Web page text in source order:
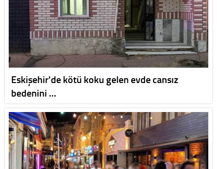
Eskişehir'de kötü koku gelen evde cansız
bedenini …